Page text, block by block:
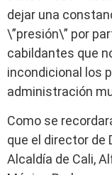
dejar una
\”presión\” por
cabildantes que
incondicional los
administración
Como se
que el director de
Alcaldía de Cali,